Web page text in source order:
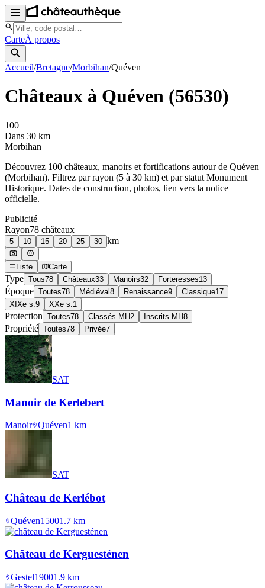
CarteÀ propos
Accueil/Bretagne/Morbihan/Quéven
Châteaux à Quéven (56530)
100
Dans 30 km
Morbihan
Découvrez 100 châteaux, manoirs et fortifications autour de Quéven
(Morbihan). Filtrez par rayon (5 à 30 km) et par statut Monument
Historique. Dates de construction, photos, lien vers la notice
officielle.
Publicité
Rayon78 châteaux
5 10 15 20 25 30 km
Liste Carte
Type Tous78 Châteaux33 Manoirs32 Forteresses13
Époque Toutes78 Médiéval 8 Renaissance9 Classique17
XIXe s. 9 XXe s. 1
Protection Toutes78 Classés MH2 Inscrits MH8
Propriété Toutes78 Privée7
SAT
Manoir de Kerlebert
Manoir Quéven1 km
SAT
Château de Kerlébot
Quéven15001.7 km
Château de Kerguesténen
Gestel19001.9 km